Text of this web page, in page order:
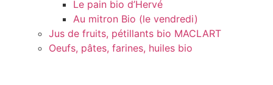
Le pain bio d’Hervé
Au mitron Bio (le vendredi)
Jus de fruits, pétillants bio MACLART
Oeufs, pâtes, farines, huiles bio